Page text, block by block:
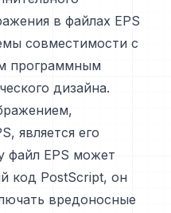
в файлах EPS
совместимости с
программным
дизайна.
является его
файл EPS может
код PostScript, он
вредоносные